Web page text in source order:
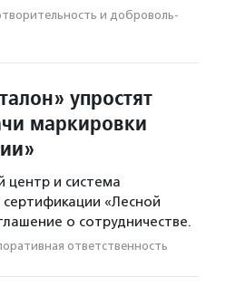
и доброволь­
упростят
маркировки
центр и система
«Лесной
о сотрудничестве.
ответственность